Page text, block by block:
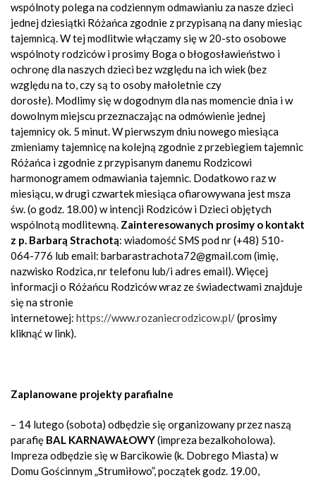
wspólnoty polega na codziennym odmawianiu za nasze dzieci
jednej dziesiątki Różańca zgodnie z przypisaną na dany miesiąc
tajemnicą. W tej modlitwie włączamy się w 20-sto osobowe
wspólnoty rodziców i prosimy Boga o błogosławieństwo i
ochronę dla naszych dzieci bez względu na ich wiek (bez
względu na to, czy są to osoby małoletnie czy
dorosłe). Modlimy się w dogodnym dla nas momencie dnia i w
dowolnym miejscu przeznaczając na odmówienie jednej
tajemnicy ok. 5 minut. W pierwszym dniu nowego miesiąca
zmieniamy tajemnicę na kolejną zgodnie z przebiegiem tajemnic
Różańca i zgodnie z przypisanym danemu Rodzicowi
harmonogramem odmawiania tajemnic. Dodatkowo raz w
miesiącu, w drugi czwartek miesiąca ofiarowywana jest msza
św. (o godz. 18.00) w intencji Rodziców i Dzieci objętych
wspólnotą modlitewną. Zainteresowanych prosimy o kontakt
z p. Barbarą Strachotą: wiadomość SMS pod nr (+48) 510-
064-776 lub email: barbarastrachota72@gmail.com (imię,
nazwisko Rodzica, nr telefonu lub/i adres email). Więcej
informacji o Różańcu Rodziców wraz ze świadectwami znajduje
się na stronie
internetowej: https://www.rozaniecrodzicow.pl/(prosimy
kliknąć w link).
Zaplanowane projekty parafialne
– 14 lutego (sobota) odbędzie się organizowany przez naszą
parafię BAL KARNAWAŁOWY(impreza bezalkoholowa).
Impreza odbędzie się w Barcikowie (k. Dobrego Miasta) w
Domu Gościnnym „Strumiłowo”, początek godz. 19.00,